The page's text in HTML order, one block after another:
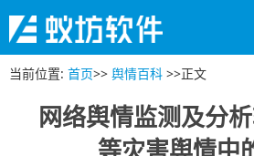
当前位置: 首页>> 舆情百科 >>正文
网络舆情监测及分